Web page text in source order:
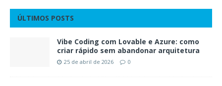
ÚLTIMOS POSTS
Vibe Coding com Lovable e Azure: como
criar rápido sem abandonar arquitetura
25 de abril de 2026 0